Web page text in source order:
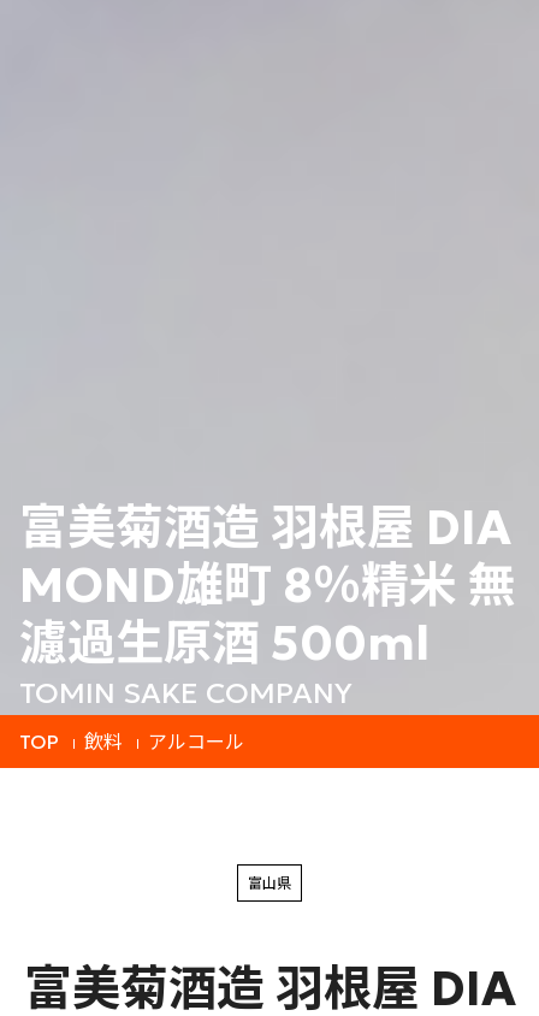
富美菊酒造 羽根屋 DIA
MOND雄町 8％精米 無
濾過生原酒 500ml
TOMIN SAKE COMPANY
TOP 飲料 アルコール
富山県
富美菊酒造 羽根屋 DIA